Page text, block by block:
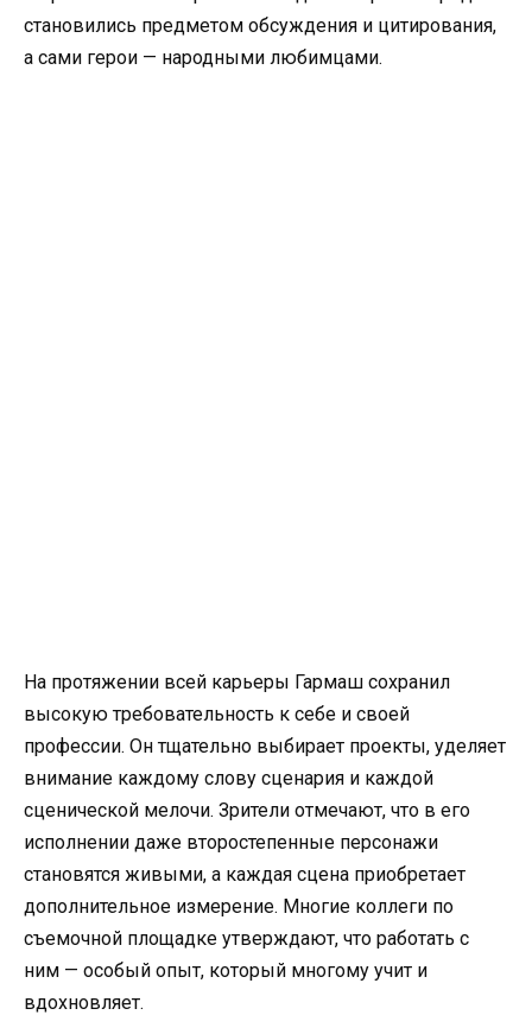
становились предметом обсуждения и цитирования,
а сами герои — народными любимцами.
На протяжении всей карьеры Гармаш сохранил
высокую требовательность к себе и своей
профессии. Он тщательно выбирает проекты, уделяет
внимание каждому слову сценария и каждой
сценической мелочи. Зрители отмечают, что в его
исполнении даже второстепенные персонажи
становятся живыми, а каждая сцена приобретает
дополнительное измерение. Многие коллеги по
съемочной площадке утверждают, что работать с
ним — особый опыт, который многому учит и
вдохновляет.